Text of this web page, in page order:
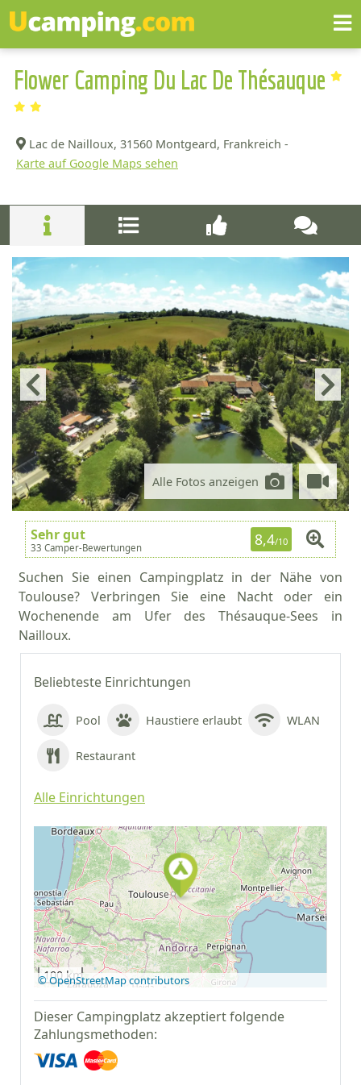
Flower Camping Du Lac De Thésauque
Lac de Nailloux, 31560 Montgeard, Frankreich -
Karte auf Google Maps sehen
Beliebteste Einrichtungen
Pool Haustiere erlaubt WLAN
Restaurant
Alle Einrichtungen
Auf Google Maps
anzeigen
100 km
© OpenStreetMap contributors
Dieser Campingplatz akzeptiert folgende
Zahlungsmethoden:
Alle Fotos anzeigen
Sehr gut
33 Camper-Bewertungen 8,4/10
Suchen Sie einen Campingplatz in der Nähe von
Toulouse? Verbringen Sie eine Nacht oder ein
Wochenende am Ufer des Thésauque-Sees in
Nailloux.